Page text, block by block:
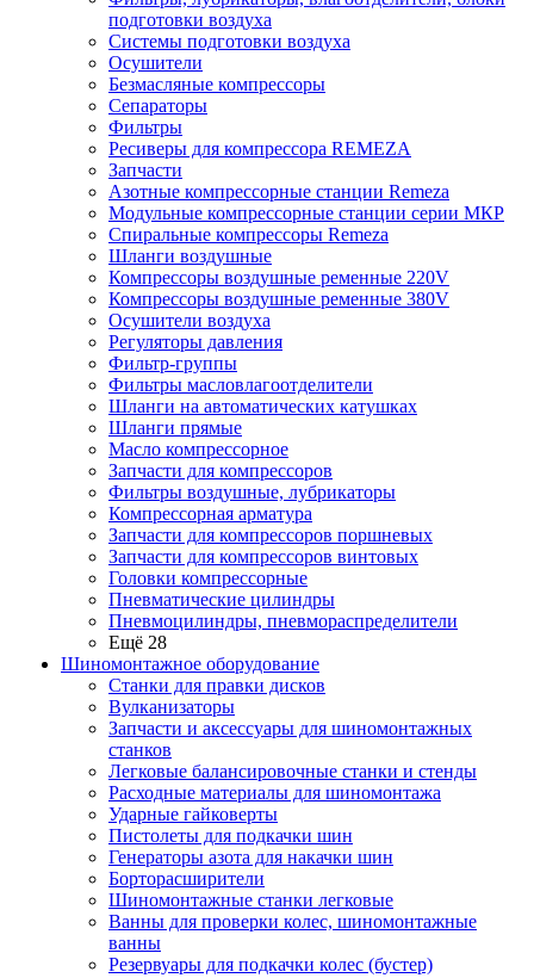
подготовки воздуха
Системы подготовки воздуха
Осушители
Безмасляные компрессоры
Сепараторы
Фильтры
Ресиверы для компрессора REMEZA
Запчасти
Азотные компрессорные станции Remeza
Модульные компрессорные станции серии МКР
Спиральные компрессоры Remeza
Шланги воздушные
Компрессоры воздушные ременные 220V
Компрессоры воздушные ременные 380V
Осушители воздуха
Регуляторы давления
Фильтр-группы
Фильтры масловлагоотделители
Шланги на автоматических катушках
Шланги прямые
Масло компрессорное
Запчасти для компрессоров
Фильтры воздушные, лубрикаторы
Компрессорная арматура
Запчасти для компрессоров поршневых
Запчасти для компрессоров винтовых
Головки компрессорные
Пневматические цилиндры
Пневмоцилиндры, пневмораспределители
Ещё 28
Шиномонтажное оборудование
Станки для правки дисков
Вулканизаторы
Запчасти и аксессуары для шиномонтажных
станков
Легковые балансировочные станки и стенды
Расходные материалы для шиномонтажа
Ударные гайковерты
Пистолеты для подкачки шин
Генераторы азота для накачки шин
Борторасширители
Шиномонтажные станки легковые
Ванны для проверки колес, шиномонтажные
ванны
Резервуары для подкачки колес (бустер)